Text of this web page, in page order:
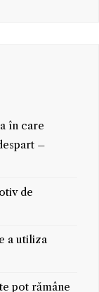
în care
–
de
a utiliza
pot rămâne